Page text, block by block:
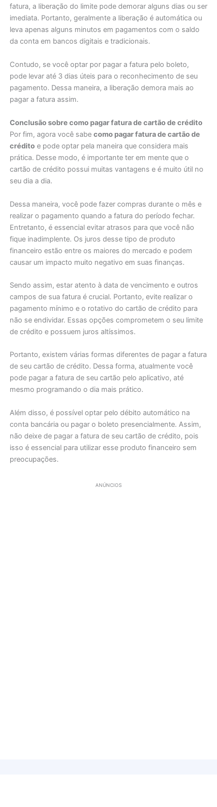
fatura, a liberação do limite pode demorar alguns dias ou ser
imediata. Portanto, geralmente a liberação é automática ou
leva apenas alguns minutos em pagamentos com o saldo
da conta em bancos digitais e tradicionais.
Contudo, se você optar por pagar a fatura pelo boleto,
pode levar até 3 dias úteis para o reconhecimento de seu
pagamento. Dessa maneira, a liberação demora mais ao
pagar a fatura assim.
Conclusão sobre como pagar fatura de cartão de crédito
Por fim, agora você sabe como pagar fatura de cartão de
crédito e pode optar pela maneira que considera mais
prática. Desse modo, é importante ter em mente que o
cartão de crédito possui muitas vantagens e é muito útil no
seu dia a dia.
Dessa maneira, você pode fazer compras durante o mês e
realizar o pagamento quando a fatura do período fechar.
Entretanto, é essencial evitar atrasos para que você não
fique inadimplente. Os juros desse tipo de produto
financeiro estão entre os maiores do mercado e podem
causar um impacto muito negativo em suas finanças.
Sendo assim, estar atento à data de vencimento e outros
campos de sua fatura é crucial. Portanto, evite realizar o
pagamento mínimo e o rotativo do cartão de crédito para
não se endividar. Essas opções comprometem o seu limite
de crédito e possuem juros altíssimos.
Portanto, existem várias formas diferentes de pagar a fatura
de seu cartão de crédito. Dessa forma, atualmente você
pode pagar a fatura de seu cartão pelo aplicativo, até
mesmo programando o dia mais prático.
Além disso, é possível optar pelo débito automático na
conta bancária ou pagar o boleto presencialmente. Assim,
não deixe de pagar a fatura de seu cartão de crédito, pois
isso é essencial para utilizar esse produto financeiro sem
preocupações.
ANÚNCIOS